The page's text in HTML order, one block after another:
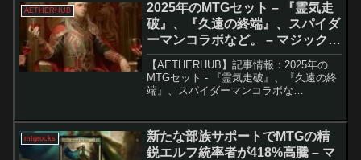
AETHERHUB
2025年のMTGセット – 『霊気走
破』、『久遠の終端』、スパイダ
ーマンコラボなど。 – マジック：
ザ・ギャザリング
【AETHERHUB】記事情報：2025年の
MTGセット - 『霊気走破』、『久遠の終
端』、スパイダーマンコラボな
さらなる新作情...
mtgrocks
新たな部族サポートでMTGの精
鋭エルフ統率者が418%高騰 – マ